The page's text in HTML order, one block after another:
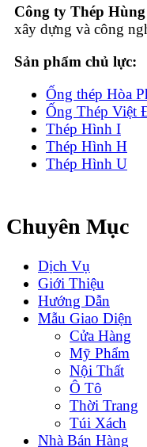
Công ty Thép
xây dựng và công
Sản phẩm chủ lực:
Ống thép Hòa
Ống Thép Việt
Thép Hình I
Thép Hình H
Thép Hình U
Chuyên Mục
Dịch Vụ
Giới Thiệu
Hướng Dẫn
Mẫu Giao Diện
Cửa Hàng
Mỹ Phẩm
Nội Thất
Ô Tô
Thời Trang
Túi Xách
Nhà Bán Hàng